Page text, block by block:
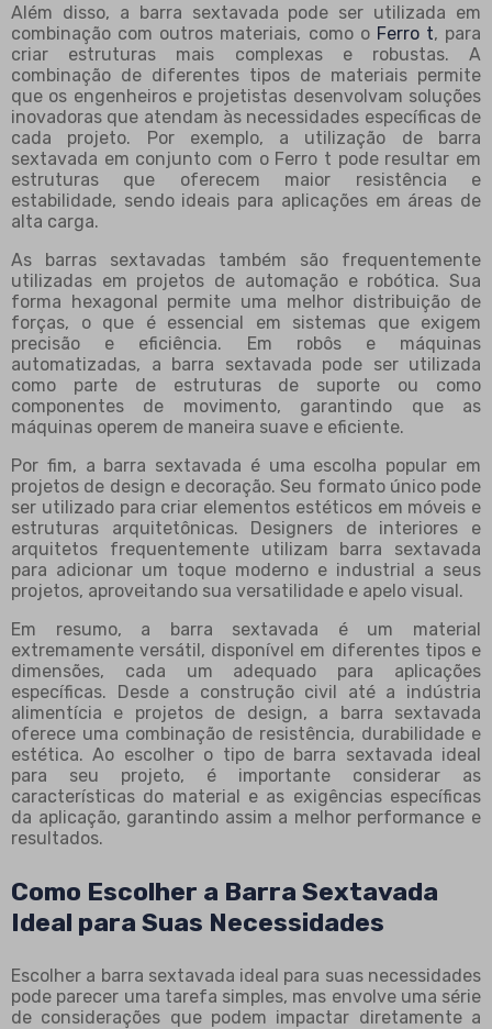
Além disso, a barra sextavada pode ser utilizada em
combinação com outros materiais, como o Ferro t, para
criar estruturas mais complexas e robustas. A
combinação de diferentes tipos de materiais permite
que os engenheiros e projetistas desenvolvam soluções
inovadoras que atendam às necessidades específicas de
cada projeto. Por exemplo, a utilização de barra
sextavada em conjunto com o Ferro t pode resultar em
estruturas que oferecem maior resistência e
estabilidade, sendo ideais para aplicações em áreas de
alta carga.
As barras sextavadas também são frequentemente
utilizadas em projetos de automação e robótica. Sua
forma hexagonal permite uma melhor distribuição de
forças, o que é essencial em sistemas que exigem
precisão e eficiência. Em robôs e máquinas
automatizadas, a barra sextavada pode ser utilizada
como parte de estruturas de suporte ou como
componentes de movimento, garantindo que as
máquinas operem de maneira suave e eficiente.
Por fim, a barra sextavada é uma escolha popular em
projetos de design e decoração. Seu formato único pode
ser utilizado para criar elementos estéticos em móveis e
estruturas arquitetônicas. Designers de interiores e
arquitetos frequentemente utilizam barra sextavada
para adicionar um toque moderno e industrial a seus
projetos, aproveitando sua versatilidade e apelo visual.
Em resumo, a barra sextavada é um material
extremamente versátil, disponível em diferentes tipos e
dimensões, cada um adequado para aplicações
específicas. Desde a construção civil até a indústria
alimentícia e projetos de design, a barra sextavada
oferece uma combinação de resistência, durabilidade e
estética. Ao escolher o tipo de barra sextavada ideal
para seu projeto, é importante considerar as
características do material e as exigências específicas
da aplicação, garantindo assim a melhor performance e
resultados.
Como Escolher a Barra Sextavada
Ideal para Suas Necessidades
Escolher a barra sextavada ideal para suas necessidades
pode parecer uma tarefa simples, mas envolve uma série
de considerações que podem impactar diretamente a